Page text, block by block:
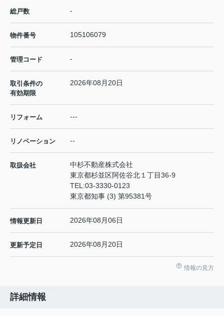
総戸数 -
物件番号 105106079
管理コード -
取引条件の
有効期限
2026年08月20日
リフォーム ---
リノベーション --
取扱会社
中杉不動産株式会社
東京都杉並区阿佐谷北１丁目36-9
TEL:03-3330-0123
東京都知事 (3) 第95381号
情報更新日 2026年08月06日
更新予定日 2026年08月20日
情報の見方
詳細情報